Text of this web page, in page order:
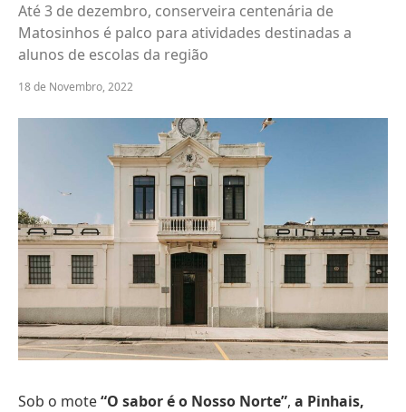
Até 3 de dezembro, conserveira centenária de
Matosinhos é palco para atividades destinadas a
alunos de escolas da região
18 de Novembro, 2022
Sob o mote“O sabor é o Nosso Norte”, a Pinhais,